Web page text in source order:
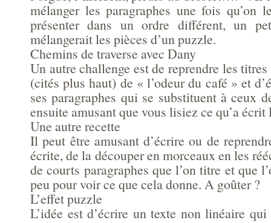
mélanger les paragraphes une fois qu’on
présenter dans un ordre différent, un
mélangerait les pièces d’un puzzle.
Chemins de traverse avec Dany
Un autre challenge est de reprendre les
(cités plus haut) de « l’odeur du café » et
ses paragraphes qui se substituent à ceux
ensuite amusant que vous lisiez ce qu’a
Une autre recette
Il peut être amusant d’écrire ou de
écrite, de la découper en morceaux en les
de courts paragraphes que l’on titre et que
peu pour voir ce que cela donne. A goûter ?
L’effet puzzle
L’idée est d’écrire un texte non linéaire